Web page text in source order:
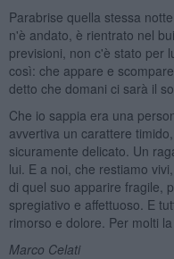
Parabrise quella stessa
n'è andato, è rientrato nel
previsioni, non c'è stato per
così: che appare e
detto che domani ci sarà il
Che io sappia era una
avvertiva un carattere
sicuramente delicato. Un
lui. E a noi, che restiamo
di quel suo apparire fragile,
spregiativo e affettuoso. E
rimorso e dolore. Per molti
Marco Celati